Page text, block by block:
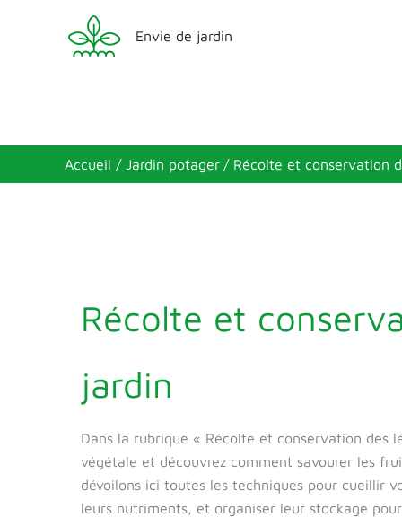
Envie de jardin
Accueil Jardin potager Récolte et conservation
Récolte et
jardin
Dans la rubrique « Récolte et conservation des
végétale et découvrez comment savourer les
dévoilons ici toutes les techniques pour cueillir
leurs nutriments, et organiser leur stockage